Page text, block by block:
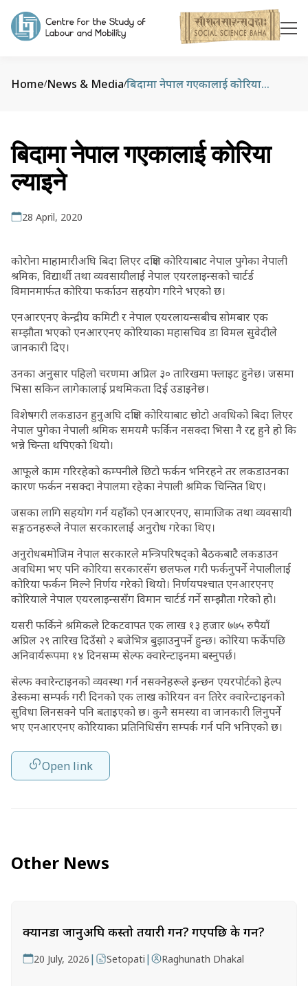
Home/News & Media/ बिदामा नेपाल गएकालाई कोरिया ल्याइने
बिदामा नेपाल गएकालाई कोरिया
ल्याइने
28 April, 2020
कोरोना माहामारीअघि बिदा लिएर दक्षिण कोरियाबाट नेपाल पुगेका नेपाली
श्रमिक, विद्यार्थी तथा व्यवसायीलाई नेपाल एयरलाइन्सको चार्टर्ड
विमानमार्फत कोरिया फर्काउन सहयोग गरिने भएको छ।
एनआरएनए केन्द्रीय कमिटी र नेपाल एयरलायन्सबीच सोमबार एक
सम्झौता भएको एनआरएनए कोरियाका महासचिव डा विमल सुवेदीले
जानकारी दिए।
उनका अनुसार पहिलो चरणमा अप्रिल ३० तारिखमा फ्लाइट हुनेछ। जसमा
भिसा सकिन लागेकालाई प्रथमिकता दिई उडाइनेछ।
विशेषगरी लकडाउन हुनुअघि दक्षिण कोरियाबाट छोटो अवधिको बिदा लिएर
नेपाल पुगेका नेपाली श्रमिक समयमै फर्किन नसक्दा भिसा नै रद्द हुने हो कि
भन्ने चिन्ता थपिएको थियो।
आफूले काम गरिरहेको कम्पनीले छिटो फर्कन भनिरहने तर लकडाउनका
कारण फर्कन नसक्दा नेपालमा रहेका नेपाली श्रमिक चिन्तित थिए।
जसका लागि सहयोग गर्न यहाँको एनआरएनए, सामाजिक तथा व्यवसायी
सङ्गठनहरूले नेपाल सरकारलाई अनुरोध गरेका थिए।
अनुरोधबमोजिम नेपाल सरकारले मन्त्रिपरिषद्को बैठकबाटै लकडाउन
अवधिमा भए पनि कोरिया सरकारसँग छलफल गरी फर्कनुपर्ने नेपालीलाई
कोरिया फर्कन मिल्ने निर्णय गरेको थियो। निर्णयपश्चात एनआरएनए
कोरियाले नेपाल एयरलाइन्ससँग विमान चार्टर्ड गर्ने सम्झौता गरेको हो।
यसरी फर्किने श्रमिकले टिकटवापत एक लाख १३ हजार ७७५ रुपैयाँ
अप्रिल २९ तारिख दिउँसो २ बजेभित्र बुझाउनुपर्ने हुन्छ। कोरिया फर्केपछि
अनिवार्यरूपमा १४ दिनसम्म सेल्फ क्वारेन्टाइनमा बस्नुपर्छ।
सेल्फ क्वारेन्टाइनको व्यवस्था गर्न नसक्नेहरूले इन्छन एयरपोर्टको हेल्प
डेस्कमा सम्पर्क गरी दिनको एक लाख कोरियन वन तिरेर क्वारेन्टाइनको
सुविधा लिनसक्ने पनि बताइएको छ। कुनै समस्या वा जानकारी लिनुपर्ने
भए एनआरएनए कोरियाका प्रतिनिधिसँग सम्पर्क गर्न पनि भनिएको छ।
Open link
Other News
क्यानडा जानुअघि कस्तो तयारी गर्ने? गएपछि के गर्ने?
20 July, 2026 | Setopati | Raghunath Dhakal